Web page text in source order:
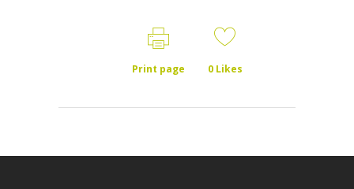
Print page 0Likes